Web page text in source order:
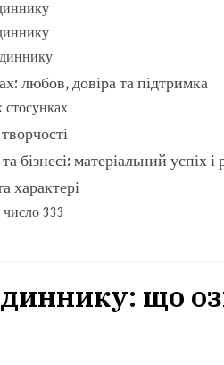
любов, довіра та підтримка
бізнесі: матеріальний успіх і
характері
333
що